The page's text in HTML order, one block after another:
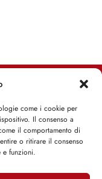
come i cookie per
Il consenso a
il comportamento di
o ritirare il consenso
e funzioni.